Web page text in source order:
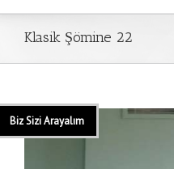
Klasik Şömine 22
Biz Sizi Arayalım